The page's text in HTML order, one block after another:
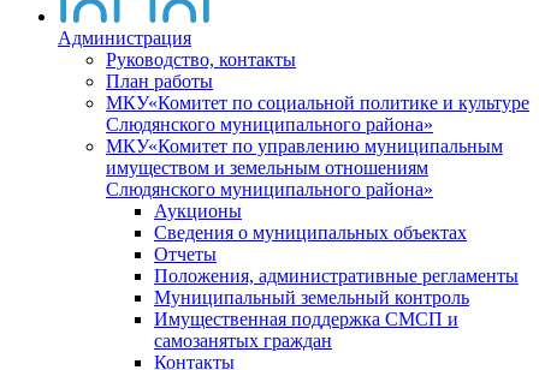
Администрация
Руководство, контакты
План работы
МКУ«Комитет по социальной политике и культуре
Слюдянского муниципального района»
МКУ«Комитет по управлению муниципальным
имуществом и земельным отношениям
Слюдянского муниципального района»
Аукционы
Сведения о муниципальных объектах
Отчеты
Положения, административные регламенты
Муниципальный земельный контроль
Имущественная поддержка СМСП и
самозанятых граждан
Контакты